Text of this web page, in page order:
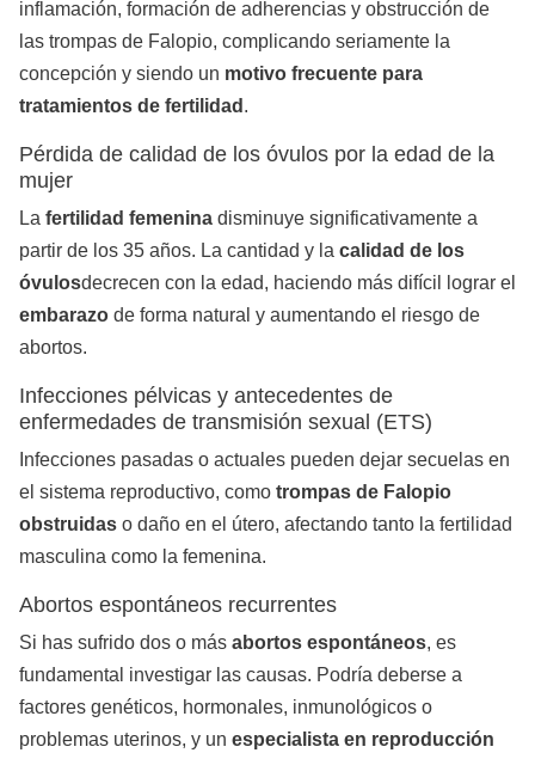
inflamación, formación de adherencias y obstrucción de
las trompas de Falopio, complicando seriamente la
concepción y siendo un motivo frecuente para
tratamientos de fertilidad .
Pérdida de calidad de los óvulos por la edad de la
mujer
La fertilidad femenina disminuye significativamente a
partir de los 35 años. La cantidad y la calidad de los
óvulosdecrecen con la edad, haciendo más difícil lograr el
embarazo de forma natural y aumentando el riesgo de
abortos.
Infecciones pélvicas y antecedentes de
enfermedades de transmisión sexual (ETS)
Infecciones pasadas o actuales pueden dejar secuelas en
el sistema reproductivo, como trompas de Falopio
obstruidas o daño en el útero, afectando tanto la fertilidad
masculina como la femenina.
Abortos espontáneos recurrentes
Si has sufrido dos o más abortos espontáneos, es
fundamental investigar las causas. Podría deberse a
factores genéticos, hormonales, inmunológicos o
problemas uterinos, y un especialista en reproducción